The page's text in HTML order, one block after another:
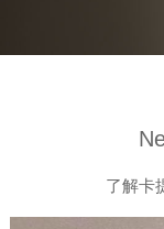
了解卡